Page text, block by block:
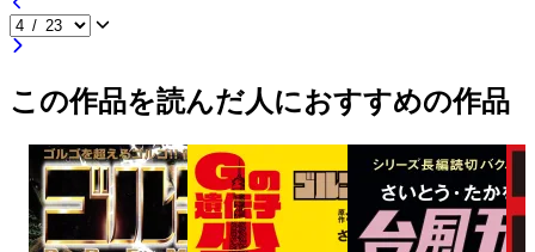
この作品を読んだ人におすすめの作品